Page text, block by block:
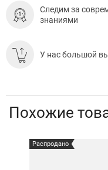
Следим за
знаниями
У нас большой
Похожие
Распродано